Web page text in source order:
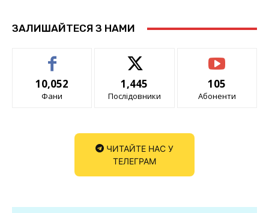
ЗАЛИШАЙТЕСЯ З НАМИ
10,052
Фани
1,445
Послідовники
105
Абоненти
ЧИТАЙТЕ НАС У
ТЕЛЕГРАМ